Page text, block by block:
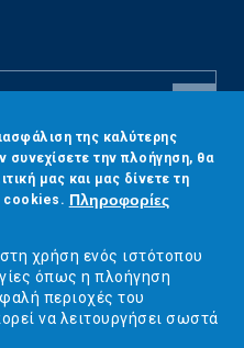
της καλύτερης
συνεχίσετε την πλοήγηση, θα
μας και μας δίνετε τη
cookies. Πληροφορίες
χρήση ενός ιστότοπου
όπως η πλοήγηση
περιοχές του
να λειτουργήσει σωστά